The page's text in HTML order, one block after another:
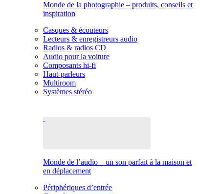
Monde de la photographie – produits, conseils et
inspiration
Casques & écouteurs
Lecteurs & enregistreurs audio
Radios & radios CD
Audio pour la voiture
Composants hi-fi
Haut-parleurs
Multiroom
Systèmes stéréo
Monde de l’audio – un son parfait à la maison et
en déplacement
Périphériques d’entrée